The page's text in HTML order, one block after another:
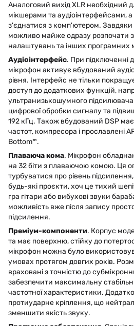
Аналоговий вихід XLR необхідний
мікшерами та аудіоінтерфейсами,
з'єднатися з комп'ютером.
можливо майже одразу розпочати
налаштувань та інших програмних
Аудіоінтерфейс. При підключенні
мікрофон активує вбудований
рівня. Інтерфейс не тільки
доступ до додаткових функцій,
ультранизькошумного
цифрової обробки сигналу та
192 кГц. Також вбудований DSP має
частот, компресора і прославлені
Bottom™.
Плаваюча кома. Мікрофон
на 32 біти з плаваючою комою. Ця
турбуватися про рівень
будь-які проєкти, хоч це тихий
гра гітари або вибухові звуки
можливість вже після запису
підсилення.
Преміум-компоненти. Корпус
та має поверхню, стійку до
мікрофон можна було
умовах протягом довгих років.
враховані з точністю до
забезпечити максимальну
частотної характеристики.
протиударне кріплення, що
зменшити якість звуку.